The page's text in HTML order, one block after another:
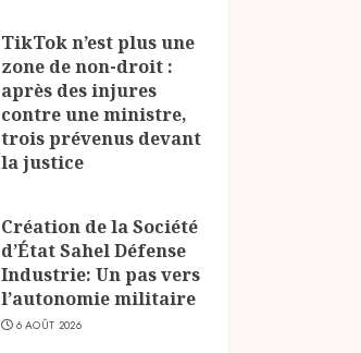
TikTok n’est plus une
zone de non-droit :
après des injures
contre une ministre,
trois prévenus devant
la justice
Création de la Société
d’État Sahel Défense
Industrie: Un pas vers
l’autonomie militaire
6 AOÛT 2026